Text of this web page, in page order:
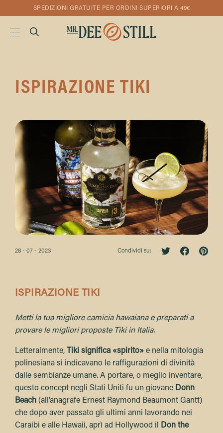
SPEDIZIONI GRATUITE PER ORDINI SUPERIORI A 49€
ISPIRAZIONE TIKI
28 - 07 - 2023 Condividi su:
ISPIRAZIONE TIKI
Metti la tua migliore camicia hawaiana e preparati a
provare le migliori proposte Tiki in Italia.
Letteralmente, Tiki significa «spirito» e nella mitologia
polinesiana si indicavano le raffigurazioni di divinità
dalle sembianze umane. A portare, o meglio inventare,
questo concept negli Stati Uniti fu un giovane Donn
Beach (all’anagrafe Ernest Raymond Beaumont Gantt)
che dopo aver passato gli ultimi anni lavorando nei
Caraibi e alle Hawaii, aprì ad Hollywood il
Don the